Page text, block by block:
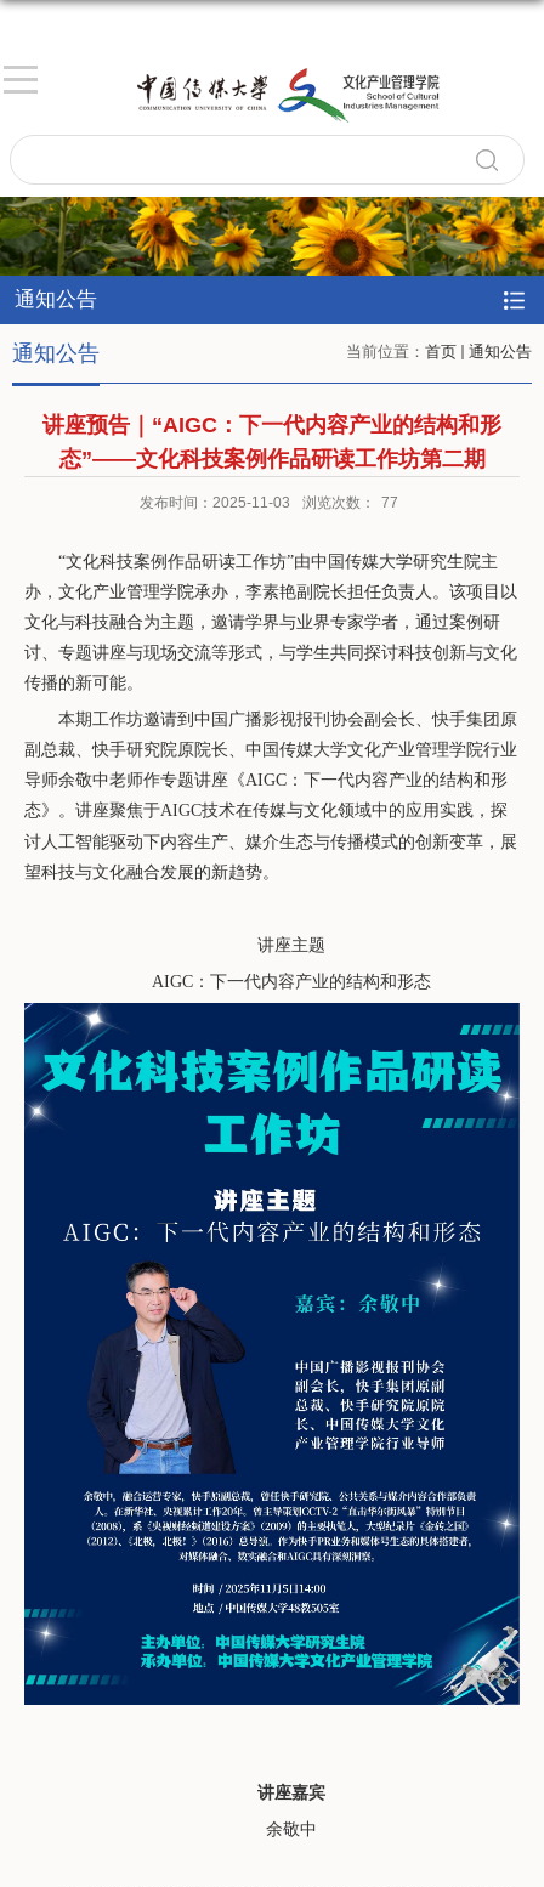
通知公告
当前位置： 首页 通知公告
通知公告
讲座预告｜“AIGC：下一代内容产业的结构和形
态”——文化科技案例作品研读工作坊第二期
发布时间：2025-11-03 浏览次数： 77
“文化科技案例作品研读工作坊”由中国传媒大学研究生院主
办，文化产业管理学院承办，李素艳副院长担任负责人。该项目以
文化与科技融合为主题，邀请学界与业界专家学者，通过案例研
讨、专题讲座与现场交流等形式， 与学生共同探讨科技创新与文化
传播的新可能。
本期工作坊邀请到中国广播影视报刊协会副会长、快手集团原
副总裁、快手研究院原院长、中国传媒大学文化产业管理学院行业
导师余敬中老师作专题讲座《AIGC ：下一代内容产业的结构和形
态》。 讲座聚焦于AIGC技术在传媒与文化领域中的应用实践，探
讨人工智能驱动下内容生产、媒介生态与传播模式的创新变革，展
望科技与文化融合发展的新趋势。
讲座主题
AIGC ：下一代内容产业的结构和形态
讲座嘉宾
余敬中